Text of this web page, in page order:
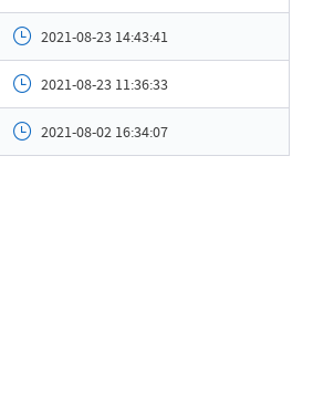
-
2021-08-23 14:43:41
2021-08-23 11:36:33
2021-08-02 16:34:07